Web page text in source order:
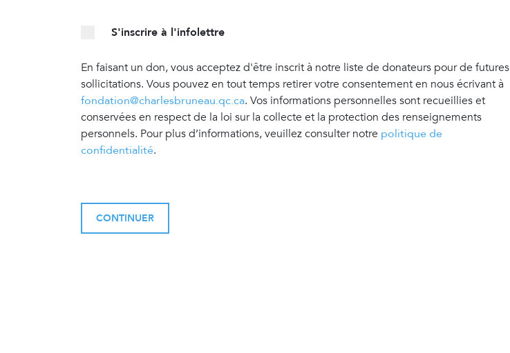
S'inscrire à l'infolettre
En faisant un don, vous acceptez d'être inscrit à notre liste de donateurs pour de futures
sollicitations. Vous pouvez en tout temps retirer votre consentement en nous écrivant à
fondation@charlesbruneau.qc.ca. Vos informations personnelles sont recueillies et
conservées en respect de la loi sur la collecte et la protection des renseignements
personnels. Pour plus d’informations, veuillez consulter notre politique de
confidentialité.
CONTINUER